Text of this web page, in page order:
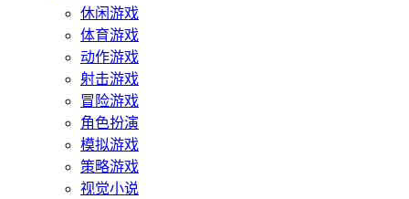
休闲游戏
体育游戏
动作游戏
射击游戏
冒险游戏
角色扮演
模拟游戏
策略游戏
视觉小说